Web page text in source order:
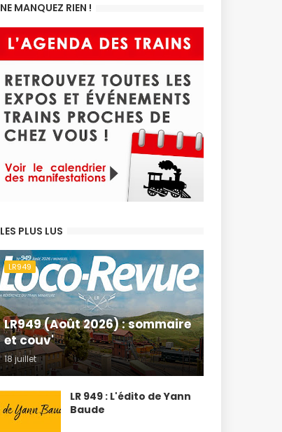
NE MANQUEZ RIEN !
LES PLUS LUS
LR949
LR949 (Août 2026) : sommaire
et couv'
18 juillet
LR 949 : L'édito de Yann
Baude